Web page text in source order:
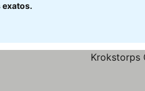
exatos.